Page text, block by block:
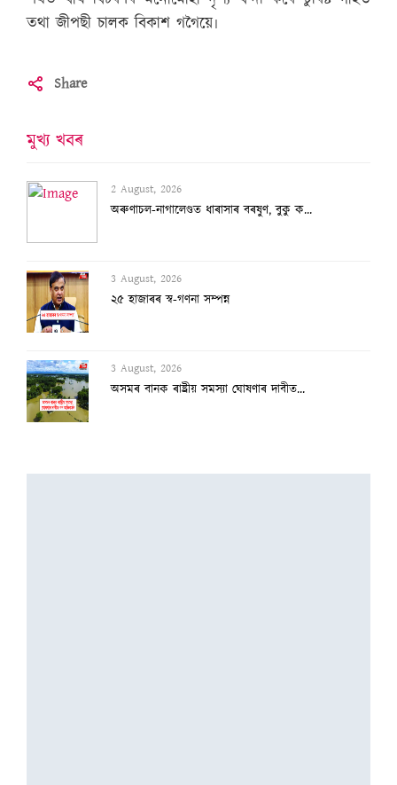
তথা জীপছী চালক বিকাশ গগৈয়ে৷
Share
মুখ্য খবৰ
2 August, 2026
অৰুণাচল-নাগালেণ্ডত ধাৰাসাৰ বৰষুণ, বুকু ক...
3 August, 2026
২৫ হাজাৰৰ স্ব-গণনা সম্পন্ন
3 August, 2026
অসমৰ বানক ৰাষ্ট্ৰীয় সমস্যা ঘোষণাৰ দাবীত...
বানাক্ৰান্তক ১০ লাখ টকাকৈ নিদিলে মুখ্যমন...